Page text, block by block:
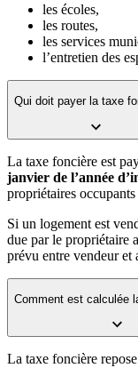
les écoles,
les routes,
les services
l’entretien des
Qui doit payer la taxe
La taxe foncière est
janvier de l’année
propriétaires
Si un logement est
due par le propriétaire
prévu entre vendeur et
Comment est calculée
La taxe foncière